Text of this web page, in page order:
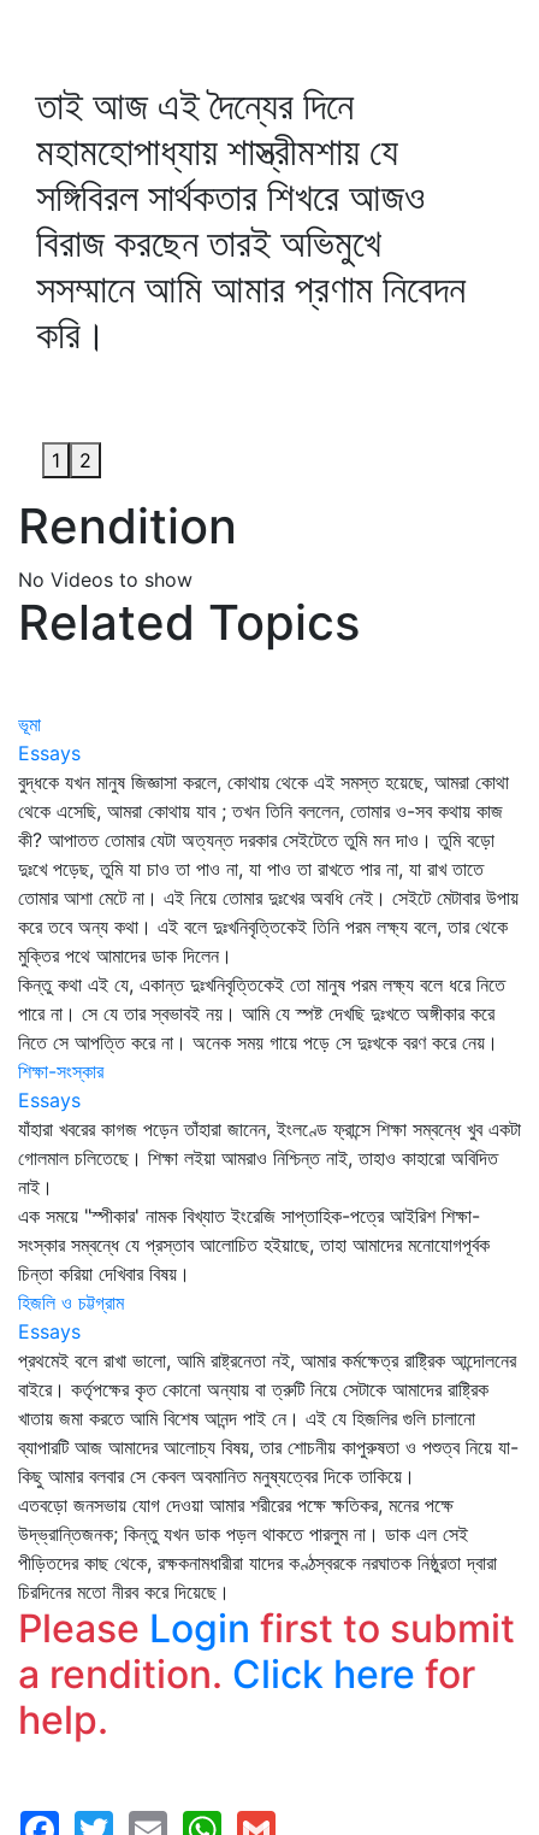
তাই আজ এই দৈন্যের দিনে
মহামহোপাধ্যায় শাস্ত্রীমশায় যে
সঙ্গিবিরল সার্থকতার শিখরে আজও
বিরাজ করছেন তারই অভিমুখে
সসম্মানে আমি আমার প্রণাম নিবেদন
করি।
1 2
Rendition
No Videos to show
Related Topics
ভূমা
Essays
বুদ্ধকে যখন মানুষ জিজ্ঞাসা করলে, কোথায় থেকে এই সমস্ত হয়েছে, আমরা কোথা
থেকে এসেছি, আমরা কোথায় যাব ; তখন তিনি বললেন, তোমার ও-সব কথায় কাজ
কী? আপাতত তোমার যেটা অত্যন্ত দরকার সেইটেতে তুমি মন দাও। তুমি বড়ো
দুঃখে পড়েছ, তুমি যা চাও তা পাও না, যা পাও তা রাখতে পার না, যা রাখ তাতে
তোমার আশা মেটে না। এই নিয়ে তোমার দুঃখের অবধি নেই। সেইটে মেটাবার উপায়
করে তবে অন্য কথা। এই বলে দুঃখনিবৃত্তিকেই তিনি পরম লক্ষ্য বলে, তার থেকে
মুক্তির পথে আমাদের ডাক দিলেন।
কিন্তু কথা এই যে, একান্ত দুঃখনিবৃত্তিকেই তো মানুষ পরম লক্ষ্য বলে ধরে নিতে
পারে না। সে যে তার স্বভাবই নয়। আমি যে স্পষ্ট দেখছি দুঃখতে অঙ্গীকার করে
নিতে সে আপত্তি করে না। অনেক সময় গায়ে পড়ে সে দুঃখকে বরণ করে নেয়।
শিক্ষা-সংস্কার
Essays
যাঁহারা খবরের কাগজ পড়েন তাঁহারা জানেন, ইংলণ্ডে ফ্রান্সে শিক্ষা সম্বন্ধে খুব একটা
গোলমাল চলিতেছে। শিক্ষা লইয়া আমরাও নিশ্চিন্ত নাই, তাহাও কাহারো অবিদিত
নাই।
এক সময়ে "স্পীকার' নামক বিখ্যাত ইংরেজি সাপ্তাহিক-পত্রে আইরিশ শিক্ষা-
সংস্কার সম্বন্ধে যে প্রস্তাব আলোচিত হইয়াছে, তাহা আমাদের মনোযোগপূর্বক
চিন্তা করিয়া দেখিবার বিষয়।
হিজলি ও চট্টগ্রাম
Essays
প্রথমেই বলে রাখা ভালো, আমি রাষ্ট্রনেতা নই, আমার কর্মক্ষেত্র রাষ্ট্রিক আন্দোলনের
বাইরে। কর্তৃপক্ষের কৃত কোনো অন্যায় বা ত্রুটি নিয়ে সেটাকে আমাদের রাষ্ট্রিক
খাতায় জমা করতে আমি বিশেষ আনন্দ পাই নে। এই যে হিজলির গুলি চালানো
ব্যাপারটি আজ আমাদের আলোচ্য বিষয়, তার শোচনীয় কাপুরুষতা ও পশুত্ব নিয়ে যা-
কিছু আমার বলবার সে কেবল অবমানিত মনুষ্যত্বের দিকে তাকিয়ে।
এতবড়ো জনসভায় যোগ দেওয়া আমার শরীরের পক্ষে ক্ষতিকর, মনের পক্ষে
উদ্‌ভ্রান্তিজনক; কিন্তু যখন ডাক পড়ল থাকতে পারলুম না। ডাক এল সেই
পীড়িতদের কাছ থেকে, রক্ষকনামধারীরা যাদের কণ্ঠস্বরকে নরঘাতক নিষ্ঠুরতা দ্বারা
চিরদিনের মতো নীরব করে দিয়েছে।
Please Login first to submit
a rendition. Click here for
help.